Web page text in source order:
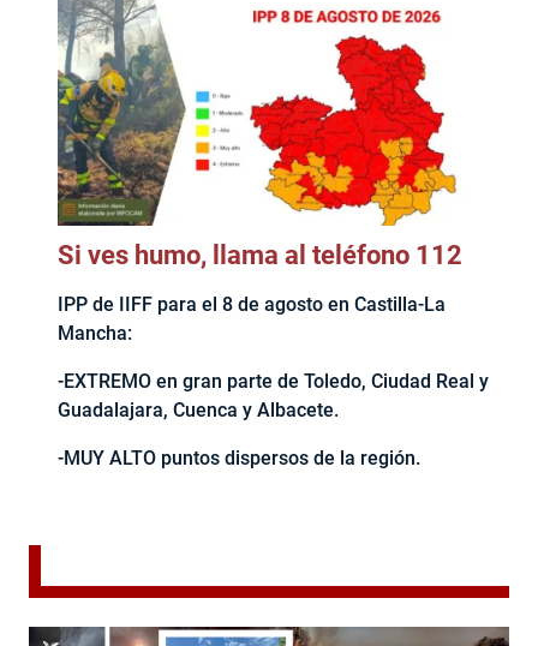
Si ves humo, llama al teléfono 112
IPP de IIFF para el 8 de agosto en Castilla-La
Mancha:
-EXTREMO en gran parte de Toledo, Ciudad Real y
Guadalajara, Cuenca y Albacete.
-MUY ALTO puntos dispersos de la región.